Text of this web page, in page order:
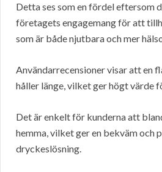
Detta ses som en fördel eftersom
företagets engagemang för att
som är både njutbara och mer
Användarrecensioner visar att en
håller länge, vilket ger högt värde
Det är enkelt för kunderna att
hemma, vilket ger en bekväm och
dryckeslösning.